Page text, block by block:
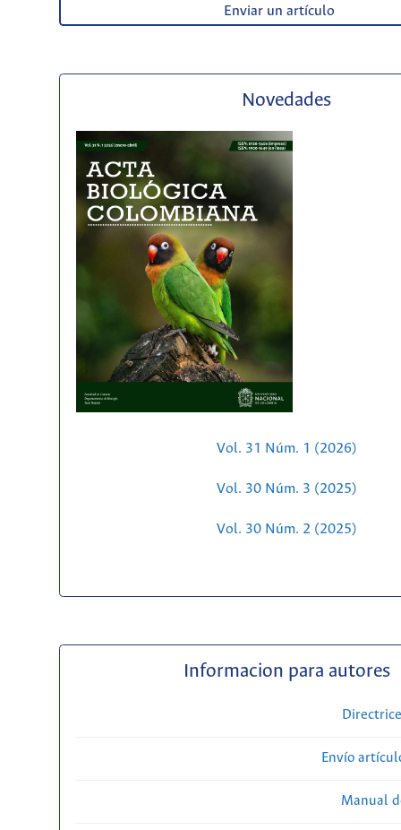
Enviar un artículo
Novedades
Vol. 31 Núm. 1 (2026)
Vol. 30 Núm. 3 (2025)
Vol. 30 Núm. 2 (2025)
Informacion para autores
Envío
Manual